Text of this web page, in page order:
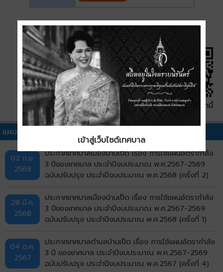
QR Code หน้านี้
แผนอัตรากำลังอื่นๆ
02 ก.ย.
2568
ประกาศเทศบาลเมืองบ้านเป็ด เรื่อง การใช้แผนอัตรากำลัง
3 ปีของเทศบาล ประจำปีงบประมาณ พ.ศ.2567-2569
ฉบับปรับปรุง ประจำปีงบประมาณ พ.ศ.2568 (ครั้งที่ 2)
28 มี.ค.
2568
ประกาศเทศบาลเมืองบ้านเป็ด เรื่อง การใช้แผนอัตรากำลัง
3 ปีของเทศบาล ประจำปีงบประมาณ พ.ศ.2567-2569
ฉบับปรับปรุง ประจำปีงบประมาณ พ.ศ.2568 (ครั้งที่ 1)
04 ต.ค.
2567
ประกาศเทศบาลตำบลบ้านเป็ด เรื่อง การใช้แผนอัตรากำลัง
3 ปี ของเทศบาล ประจำปีงบประมาณ พ.ศ.2567-2569
ฉบับปรับปรุง ประจำปีงบประมาณ พ.ศ.2567 (ครั้งที่ 4)
เข้าสู่เว็บไซต์เทศบาล